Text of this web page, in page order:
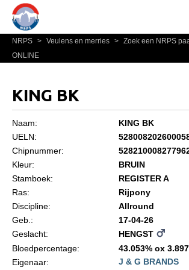
Home
Nieuws
Bestuur NRPS
Informatie
Statuten en reglementen
Algemeen
Paardenpaspoort aanvragen
NRPS > Veulens en merries > Zoek een NRPS
ONLINE
KING BK
Naam:
KING BK
UELN:
Chipnummer:
Kleur:
BRUIN
Stamboek:
REGISTER A
Ras:
Rijpony
Discipline:
Allround
Geb.:
17-04-26
Geslacht:
HENGST
Bloedpercentage:
43.053% ox
Eigenaar:
J & G BRANDS